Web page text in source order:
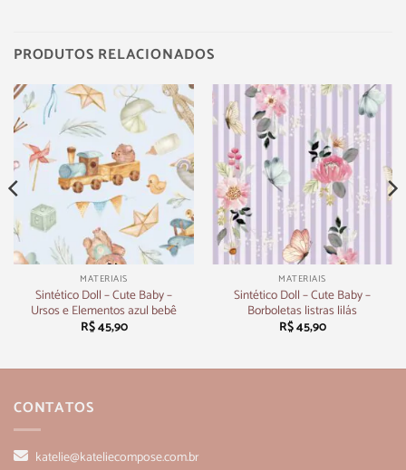
PRODUTOS RELACIONADOS
MATERIAIS
Sintético Doll – Cute Baby –
Ursos e Elementos azul bebê
R$45,90
MATERIAIS
Sintético Doll – Cute Baby –
Borboletas listras lilás
R$45,90
CONTATOS
katelie@kateliecompose.com.br